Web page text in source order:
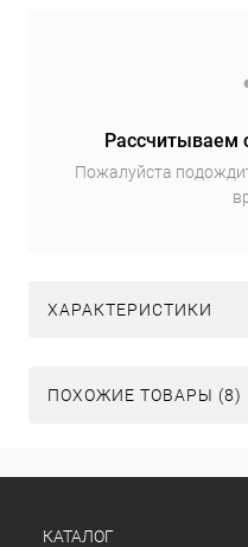
Рассчитываем
Пожалуйста
ХАРАКТЕРИСТИКИ
ПОХОЖИЕ ТОВАРЫ (8)
КАТАЛОГ